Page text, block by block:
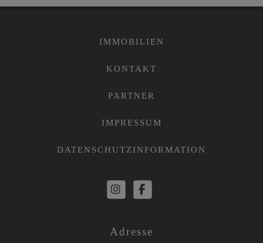
IMMOBILIEN
KONTAKT
PARTNER
IMPRESSUM
DATENSCHUTZINFORMATION
Adresse